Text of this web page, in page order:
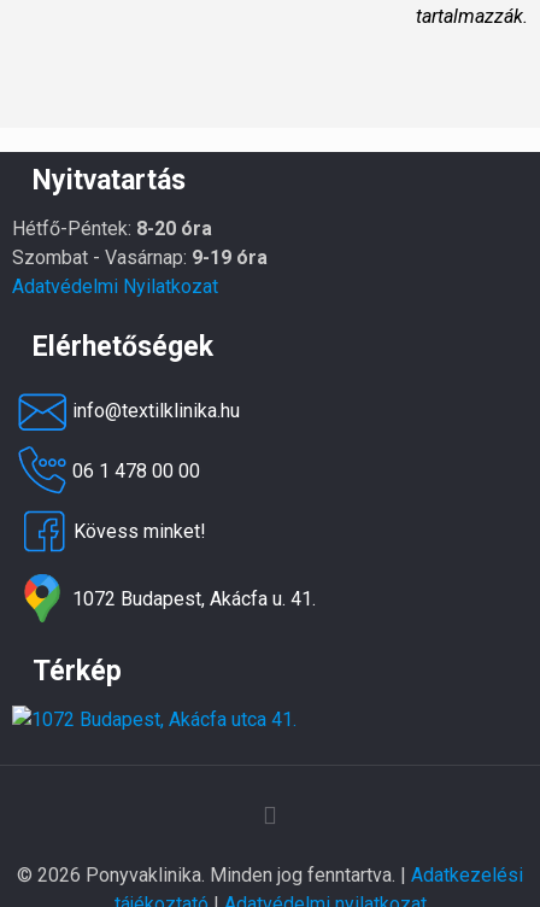
tartalmazzák.
Nyitvatartás
Hétfő-Péntek: 8-20 óra
Szombat - Vasárnap: 9-19 óra
Adatvédelmi Nyilatkozat
Elérhetőségek
info@textilklinika.hu
06 1 478 00 00
Kövess minket!
1072 Budapest, Akácfa u. 41.
Térkép
© 2026 Ponyvaklinika. Minden jog fenntartva. | Adatkezelési